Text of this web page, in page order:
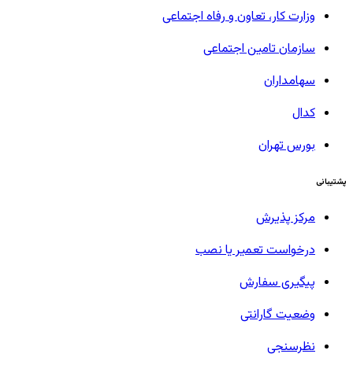
وزارت کار، تعاون و رفاه اجتماعی
سازمان تامین اجتماعی
سهامداران
کدال
بورس تهران
پشتیبانی
مرکز پذیرش
درخواست تعمیر یا نصب
پیگیری سفارش
وضعیت گارانتی
نظرسنجی